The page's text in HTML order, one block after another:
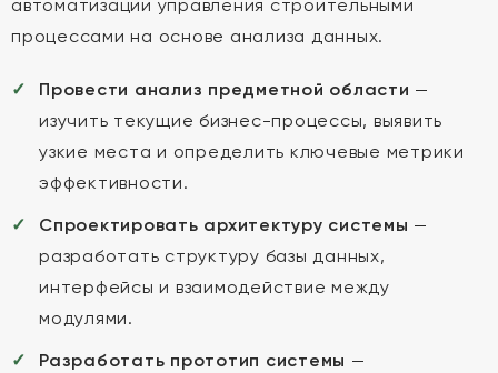
автоматизации управления строительными
процессами на основе анализа данных.
Провести анализ предметной области —
изучить текущие бизнес-процессы, выявить
узкие места и определить ключевые метрики
эффективности.
Спроектировать архитектуру системы —
разработать структуру базы данных,
интерфейсы и взаимодействие между
модулями.
Разработать прототип системы —